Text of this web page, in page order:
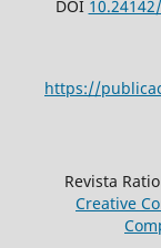
DOI
https://
Revista
Creative